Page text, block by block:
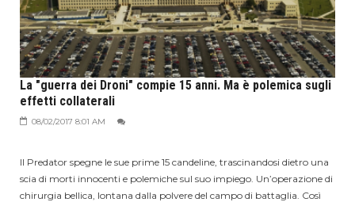
La "guerra dei Droni" compie 15 anni. Ma è polemica sugli
effetti collaterali
08/02/2017 8:01 AM
Il Predator spegne le sue prime 15 candeline, trascinandosi dietro una
scia di morti innocenti e polemiche sul suo impiego. Un’operazione di
chirurgia bellica, lontana dalla polvere del campo di battaglia. Così